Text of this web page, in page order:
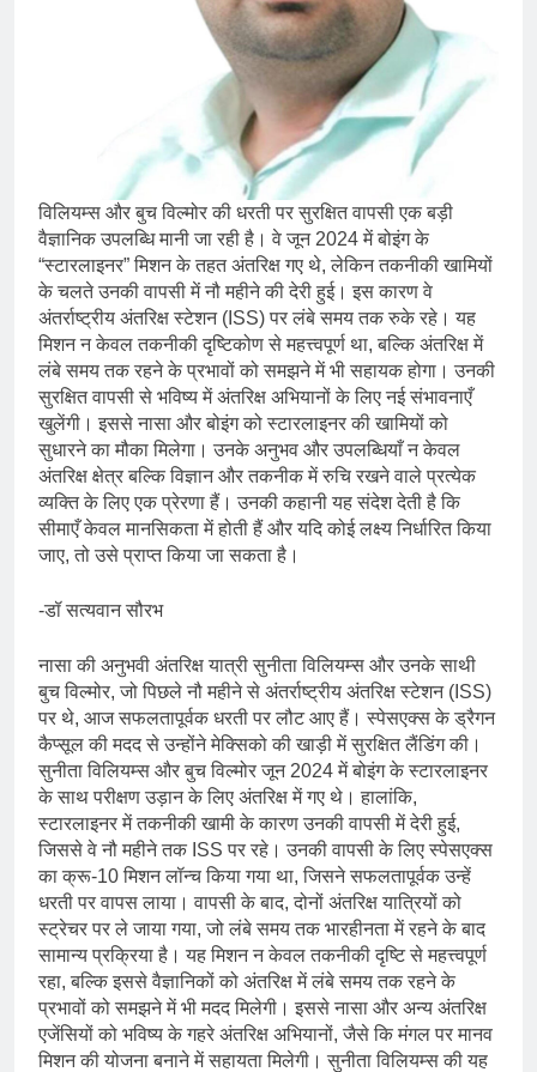
विलियम्स और बुच विल्मोर की धरती पर सुरक्षित वापसी एक बड़ी
वैज्ञानिक उपलब्धि मानी जा रही है। वे जून 2024 में बोइंग के
“स्टारलाइनर” मिशन के तहत अंतरिक्ष गए थे, लेकिन तकनीकी खामियों
के चलते उनकी वापसी में नौ महीने की देरी हुई। इस कारण वे
अंतर्राष्ट्रीय अंतरिक्ष स्टेशन (ISS) पर लंबे समय तक रुके रहे। यह
मिशन न केवल तकनीकी दृष्टिकोण से महत्त्वपूर्ण था, बल्कि अंतरिक्ष में
लंबे समय तक रहने के प्रभावों को समझने में भी सहायक होगा। उनकी
सुरक्षित वापसी से भविष्य में अंतरिक्ष अभियानों के लिए नई संभावनाएँ
खुलेंगी। इससे नासा और बोइंग को स्टारलाइनर की खामियों को
सुधारने का मौका मिलेगा। उनके अनुभव और उपलब्धियाँ न केवल
अंतरिक्ष क्षेत्र बल्कि विज्ञान और तकनीक में रुचि रखने वाले प्रत्येक
व्यक्ति के लिए एक प्रेरणा हैं। उनकी कहानी यह संदेश देती है कि
सीमाएँ केवल मानसिकता में होती हैं और यदि कोई लक्ष्य निर्धारित किया
जाए, तो उसे प्राप्त किया जा सकता है।
-डॉ सत्यवान सौरभ
नासा की अनुभवी अंतरिक्ष यात्री सुनीता विलियम्स और उनके साथी
बुच विल्मोर, जो पिछले नौ महीने से अंतर्राष्ट्रीय अंतरिक्ष स्टेशन (ISS)
पर थे, आज सफलतापूर्वक धरती पर लौट आए हैं। स्पेसएक्स के ड्रैगन
कैप्सूल की मदद से उन्होंने मेक्सिको की खाड़ी में सुरक्षित लैंडिंग की।
सुनीता विलियम्स और बुच विल्मोर जून 2024 में बोइंग के स्टारलाइनर
के साथ परीक्षण उड़ान के लिए अंतरिक्ष में गए थे। हालांकि,
स्टारलाइनर में तकनीकी खामी के कारण उनकी वापसी में देरी हुई,
जिससे वे नौ महीने तक ISS पर रहे। उनकी वापसी के लिए स्पेसएक्स
का क्रू-10 मिशन लॉन्च किया गया था, जिसने सफलतापूर्वक उन्हें
धरती पर वापस लाया। वापसी के बाद, दोनों अंतरिक्ष यात्रियों को
स्ट्रेचर पर ले जाया गया, जो लंबे समय तक भारहीनता में रहने के बाद
सामान्य प्रक्रिया है। यह मिशन न केवल तकनीकी दृष्टि से महत्त्वपूर्ण
रहा, बल्कि इससे वैज्ञानिकों को अंतरिक्ष में लंबे समय तक रहने के
प्रभावों को समझने में भी मदद मिलेगी। इससे नासा और अन्य अंतरिक्ष
एजेंसियों को भविष्य के गहरे अंतरिक्ष अभियानों, जैसे कि मंगल पर मानव
मिशन की योजना बनाने में सहायता मिलेगी। सुनीता विलियम्स की यह